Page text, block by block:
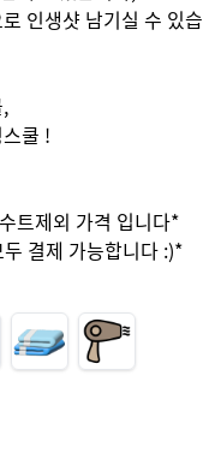
인생샷 남기실 수 있습
쿨 !
트제외 가격 입니다*
결제 가능합니다 :)*